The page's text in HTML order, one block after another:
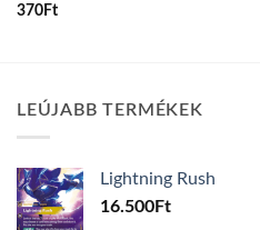
370Ft
LEÚJABB TERMÉKEK
Lightning Rush
16.500Ft